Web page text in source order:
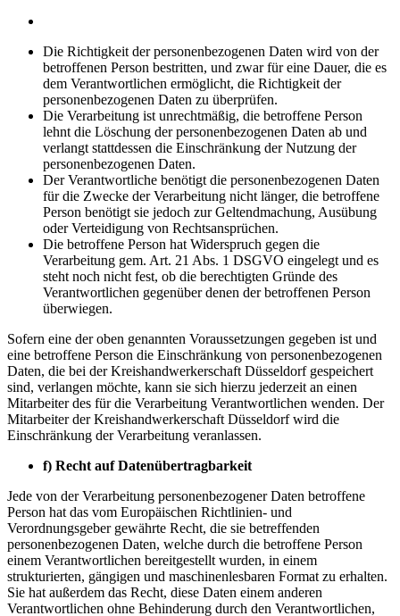
Die Richtigkeit der personenbezogenen Daten wird von der
betroffenen Person bestritten, und zwar für eine Dauer, die es
dem Verantwortlichen ermöglicht, die Richtigkeit der
personenbezogenen Daten zu überprüfen.
Die Verarbeitung ist unrechtmäßig, die betroffene Person
lehnt die Löschung der personenbezogenen Daten ab und
verlangt stattdessen die Einschränkung der Nutzung der
personenbezogenen Daten.
Der Verantwortliche benötigt die personenbezogenen Daten
für die Zwecke der Verarbeitung nicht länger, die betroffene
Person benötigt sie jedoch zur Geltendmachung, Ausübung
oder Verteidigung von Rechtsansprüchen.
Die betroffene Person hat Widerspruch gegen die
Verarbeitung gem. Art. 21 Abs. 1 DSGVO eingelegt und es
steht noch nicht fest, ob die berechtigten Gründe des
Verantwortlichen gegenüber denen der betroffenen Person
überwiegen.
Sofern eine der oben genannten Voraussetzungen gegeben ist und
eine betroffene Person die Einschränkung von personenbezogenen
Daten, die bei der Kreishandwerkerschaft Düsseldorf gespeichert
sind, verlangen möchte, kann sie sich hierzu jederzeit an einen
Mitarbeiter des für die Verarbeitung Verantwortlichen wenden. Der
Mitarbeiter der Kreishandwerkerschaft Düsseldorf wird die
Einschränkung der Verarbeitung veranlassen.
f) Recht auf Datenübertragbarkeit
Jede von der Verarbeitung personenbezogener Daten betroffene
Person hat das vom Europäischen Richtlinien- und
Verordnungsgeber gewährte Recht, die sie betreffenden
personenbezogenen Daten, welche durch die betroffene Person
einem Verantwortlichen bereitgestellt wurden, in einem
strukturierten, gängigen und maschinenlesbaren Format zu erhalten.
Sie hat außerdem das Recht, diese Daten einem anderen
Verantwortlichen ohne Behinderung durch den Verantwortlichen,